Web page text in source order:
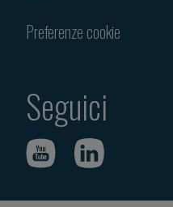
Preferenze cookie
Seguici